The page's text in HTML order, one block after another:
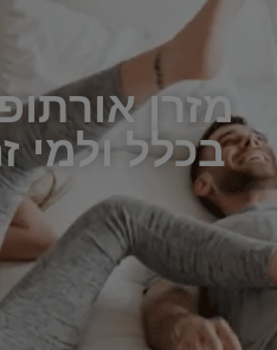
מזרן
בכלל ולמי